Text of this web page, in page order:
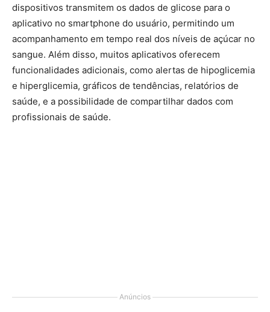
dispositivos transmitem os dados de glicose para o
aplicativo no smartphone do usuário, permitindo um
acompanhamento em tempo real dos níveis de açúcar no
sangue. Além disso, muitos aplicativos oferecem
funcionalidades adicionais, como alertas de hipoglicemia
e hiperglicemia, gráficos de tendências, relatórios de
saúde, e a possibilidade de compartilhar dados com
profissionais de saúde.
Anúncios